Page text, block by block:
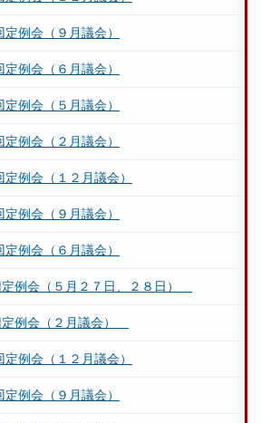
例会（９月議会）
例会（６月議会）
例会（５月議会）
例会（２月議会）
例会（１２月議会）
例会（９月議会）
例会（６月議会）
例会（５月２７日、２８日）
例会（２月議会）
例会（１２月議会）
例会（９月議会）